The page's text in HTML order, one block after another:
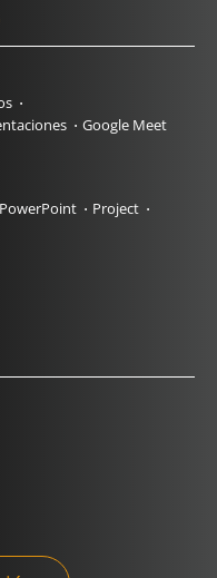
Google Meet
PowerPoint
Project